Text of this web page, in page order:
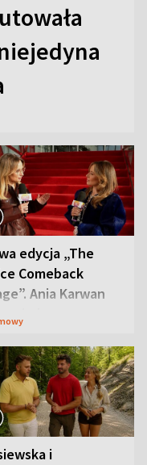
edycja „The
Comeback
Ania Karwan
i